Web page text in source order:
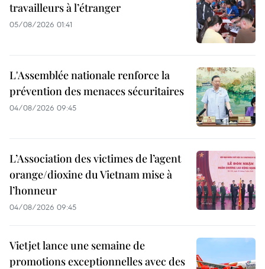
travailleurs à l’étranger
05/08/2026 01:41
L'Assemblée nationale renforce la
prévention des menaces sécuritaires
04/08/2026 09:45
L’Association des victimes de l’agent
orange/dioxine du Vietnam mise à
l’honneur
04/08/2026 09:45
Vietjet lance une semaine de
promotions exceptionnelles avec des